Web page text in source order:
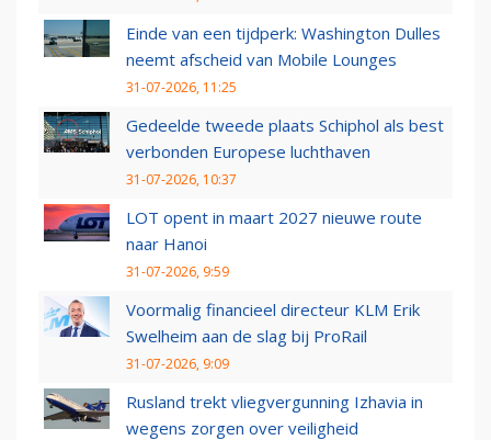
Einde van een tijdperk: Washington Dulles
neemt afscheid van Mobile Lounges
31-07-2026, 11:25
Gedeelde tweede plaats Schiphol als best
verbonden Europese luchthaven
31-07-2026, 10:37
LOT opent in maart 2027 nieuwe route
naar Hanoi
31-07-2026, 9:59
Voormalig financieel directeur KLM Erik
Swelheim aan de slag bij ProRail
31-07-2026, 9:09
Rusland trekt vliegvergunning Izhavia in
wegens zorgen over veiligheid